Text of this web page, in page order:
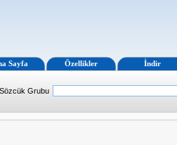
Sayfa Özellikler İndir
Grubu